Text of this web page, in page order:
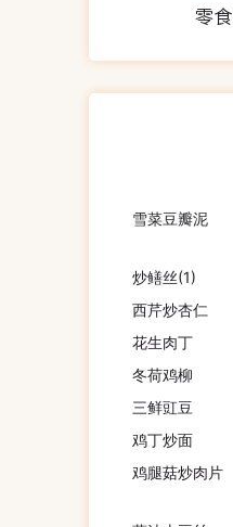
零食
雪菜豆瓣泥
炒鳝丝(1)
西芹炒杏仁
花生肉丁
冬荷鸡柳
三鲜豇豆
鸡丁炒面
鸡腿菇炒肉片